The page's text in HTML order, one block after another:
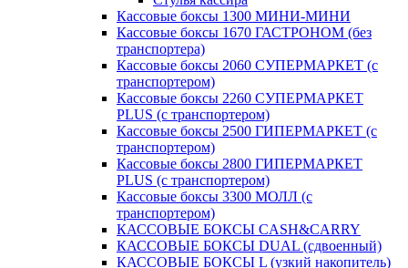
Кассовые боксы 1300 МИНИ-МИНИ
Кассовые боксы 1670 ГАСТРОНОМ (без
транспортера)
Кассовые боксы 2060 СУПЕРМАРКЕТ (с
транспортером)
Кассовые боксы 2260 СУПЕРМАРКЕТ
PLUS (с транспортером)
Кассовые боксы 2500 ГИПЕРМАРКЕТ (с
транспортером)
Кассовые боксы 2800 ГИПЕРМАРКЕТ
PLUS (с транспортером)
Кассовые боксы 3300 МОЛЛ (с
транспортером)
КАССОВЫЕ БОКСЫ CASH&CARRY
КАССОВЫЕ БОКСЫ DUAL (сдвоенный)
КАССОВЫЕ БОКСЫ L (узкий накопитель)